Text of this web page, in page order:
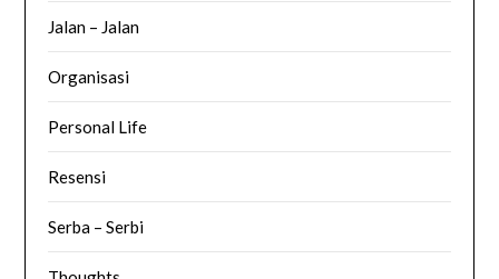
Jalan – Jalan
Organisasi
Personal Life
Resensi
Serba – Serbi